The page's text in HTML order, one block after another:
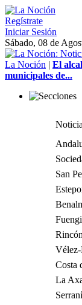
Regístrate
Iniciar Sesión
Sábado, 08 de
La Noción | El
municipales de...
San
Costa
La